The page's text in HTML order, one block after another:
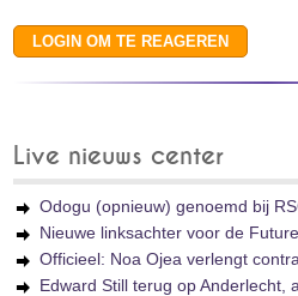
Live nieuws center
Odogu (opnieuw) genoemd bij
Nieuwe linksachter voor de
Officieel: Noa Ojea verlengt
Edward Still terug op Anderlecht,